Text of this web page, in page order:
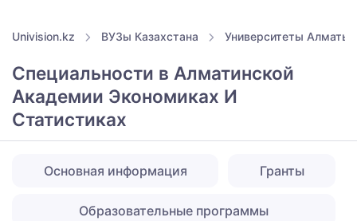
Univision.kz ВУЗы Казахстана Университеты Алматы
Специальности в Алматинской
Академии Экономиках И
Статистиках
Основная информация Гранты
Образовательные программы